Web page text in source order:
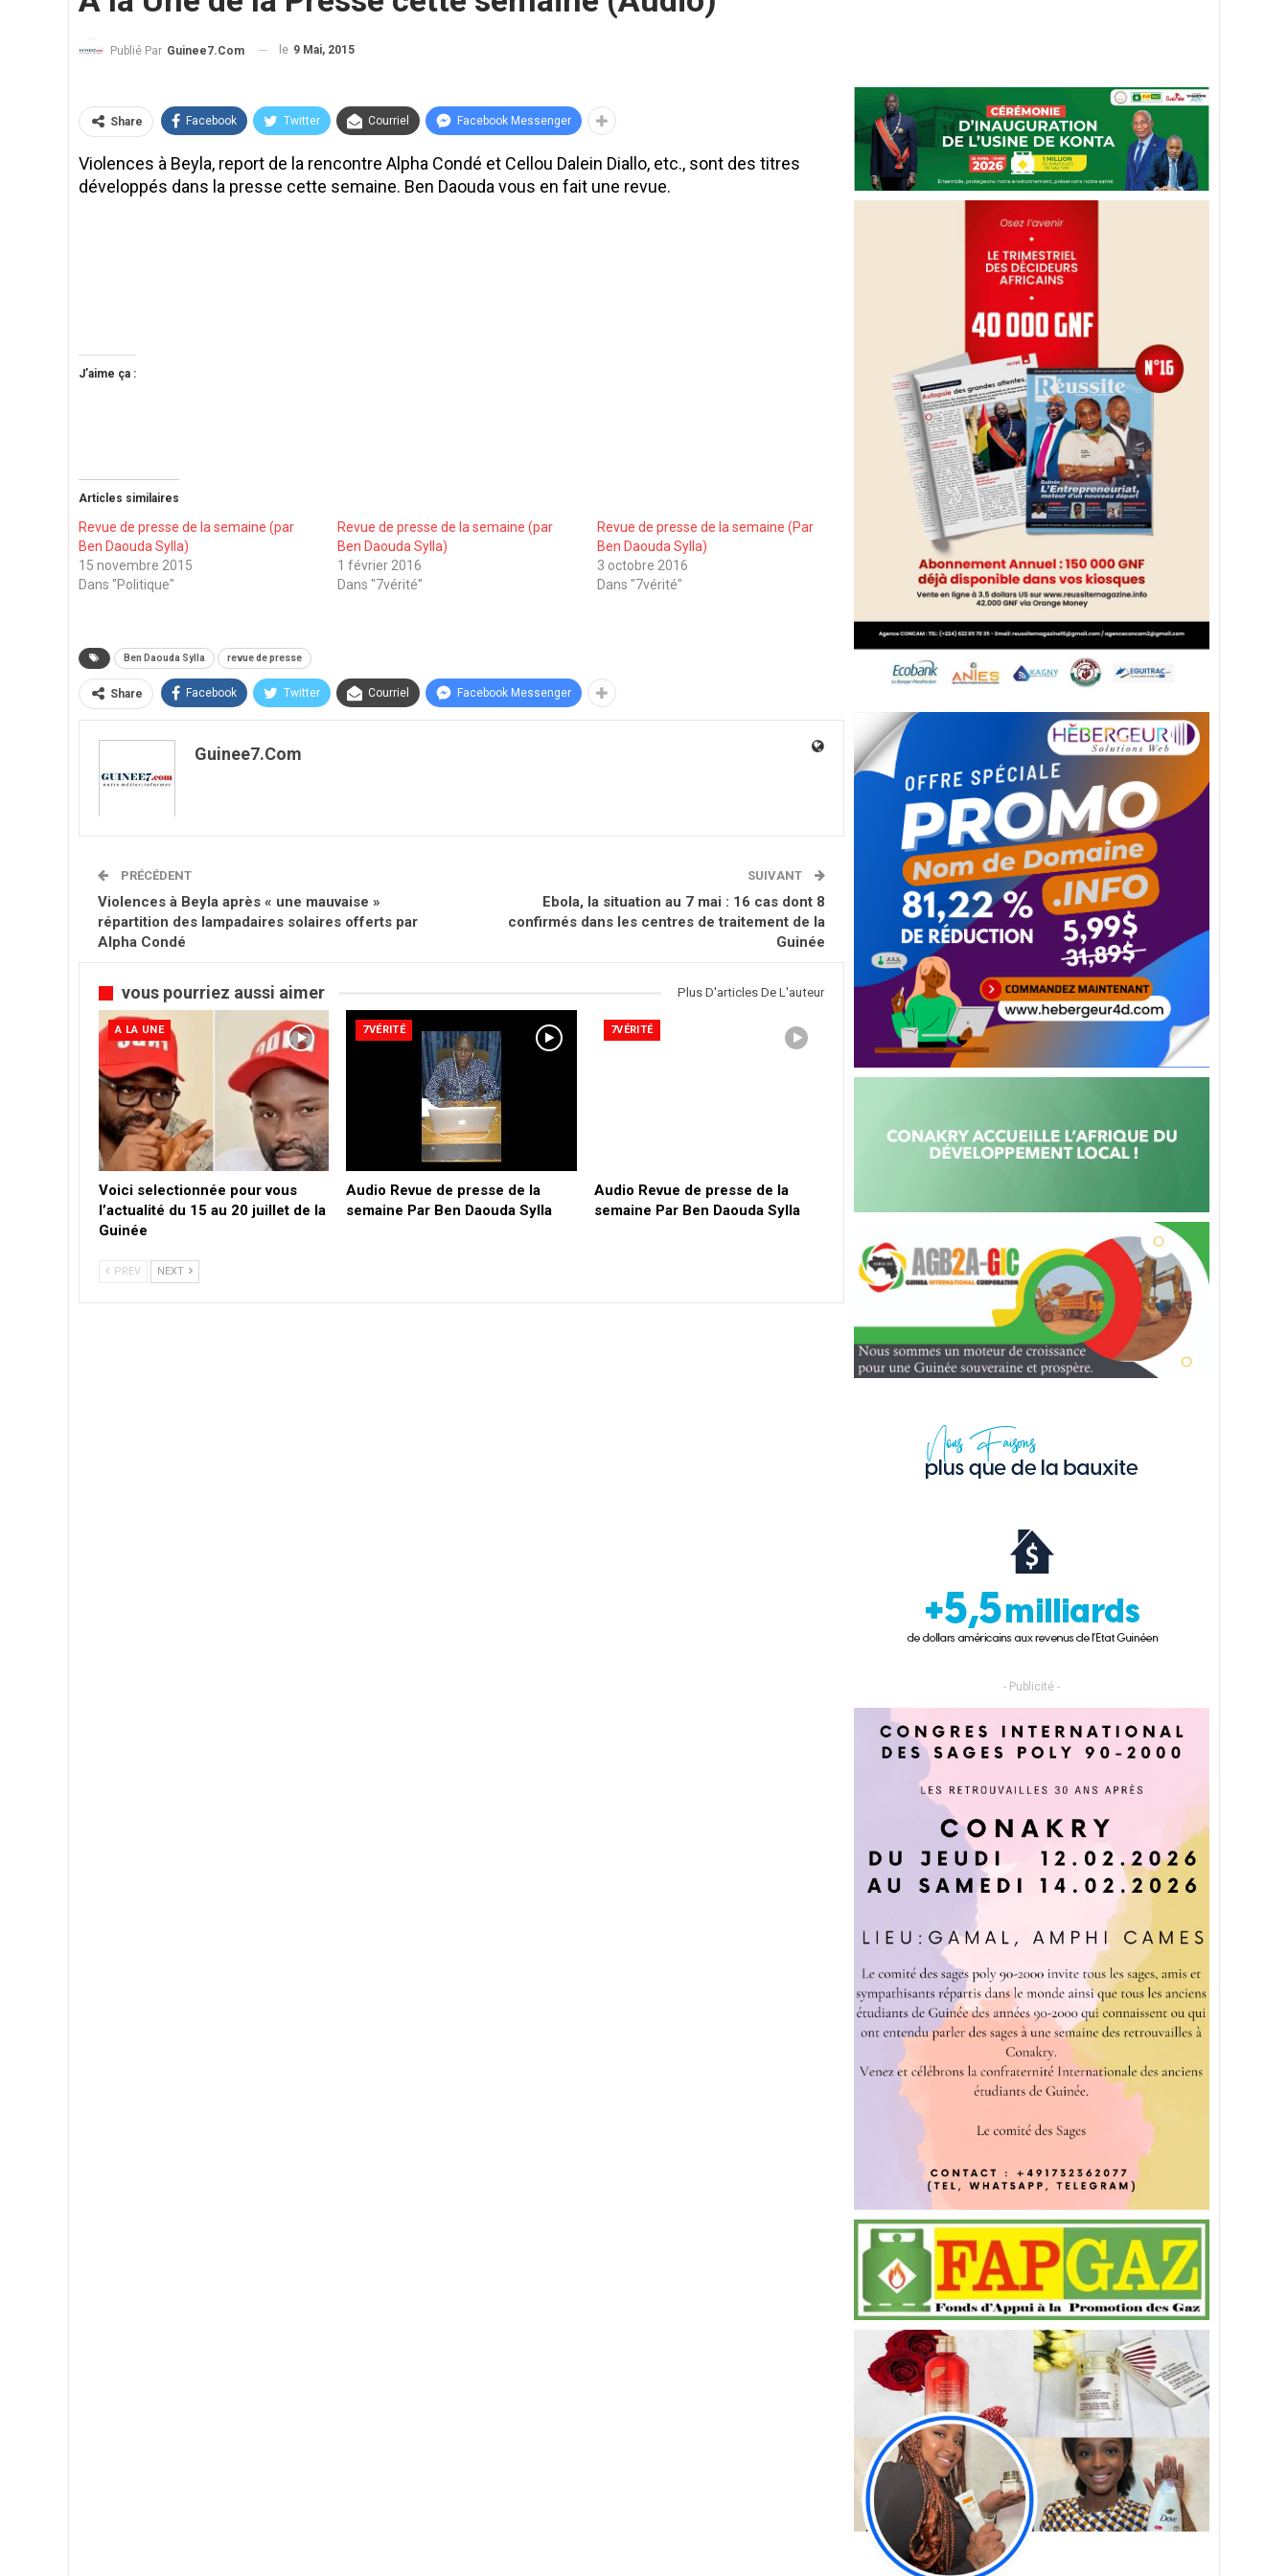
Publié Par Guinee7.com le 9 Mai, 2015
Share Facebook Twitter Courriel Facebook Messenger
Violences à Beyla, report de la rencontre Alpha Condé et Cellou Dalein Diallo, etc., sont des titres
développés dans la presse cette semaine. Ben Daouda vous en fait une revue.
J’aime ça :
Articles similaires
Revue de presse de la semaine (par
Ben Daouda Sylla)
15 novembre 2015
Dans "Politique"
Revue de presse de la semaine (par
Ben Daouda Sylla)
1 février 2016
Dans "7vérité"
Revue de presse de la semaine (Par
Ben Daouda Sylla)
3 octobre 2016
Dans "7vérité"
Ben Daouda Sylla revue de presse
Share Facebook Twitter Courriel Facebook Messenger
Guinee7.com
PRÉCÉDENT
Violences à Beyla après « une mauvaise »
répartition des lampadaires solaires offerts par
Alpha Condé
SUIVANT
Ebola, la situation au 7 mai : 16 cas dont 8
confirmés dans les centres de traitement de la
Guinée
vous pourriez aussi aimer Plus D'articles De L'auteur
A LA UNE
Voici selectionnée pour vous
l’actualité du 15 au 20 juillet de la
Guinée
7VÉRITÉ
Audio Revue de presse de la
semaine Par Ben Daouda Sylla
7VÉRITÉ
Audio Revue de presse de la
semaine Par Ben Daouda Sylla
PREV NEXT
- Publicité -